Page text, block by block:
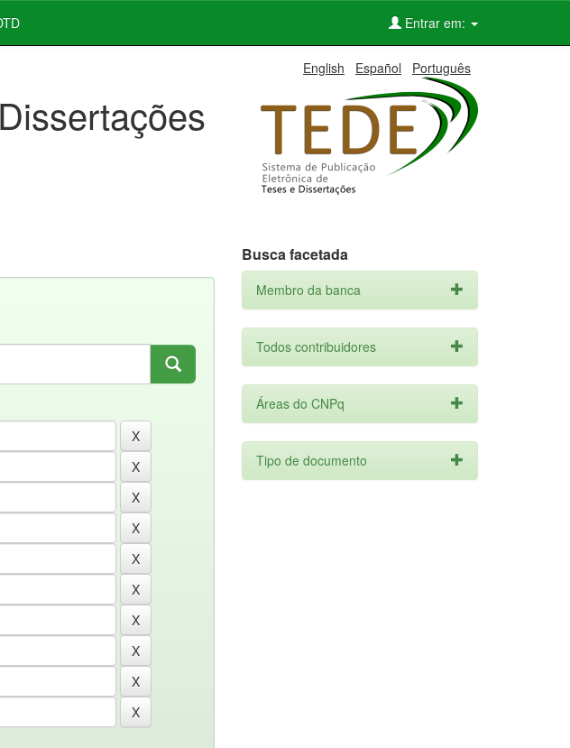
Entrar em:
English Español Português
Busca facetada
Membro da banca
Todos contribuidores
Áreas do CNPq
Tipo de documento